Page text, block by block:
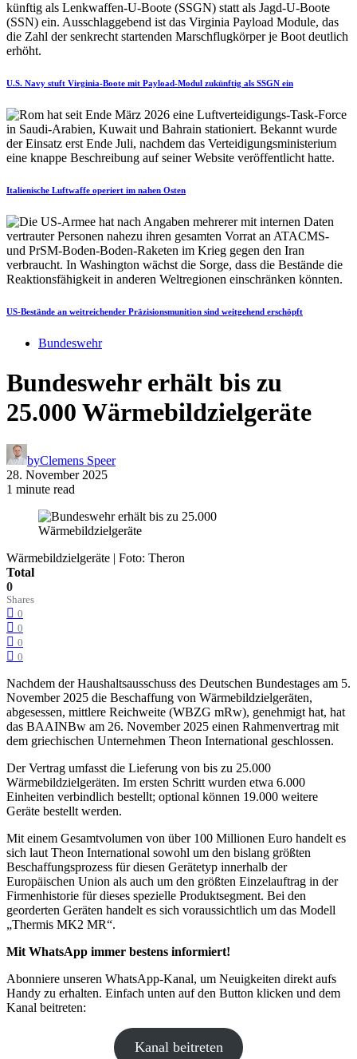
U.S. Navy stuft Virginia-Boote mit Payload-Modul zukünftig als SSGN ein
Italienische Luftwaffe operiert im nahen Osten
US-Bestände an weitreichender Präzisionsmunition sind weitgehend erschöpft
Bundeswehr
Bundeswehr erhält bis zu
25.000 Wärmebildzielgeräte
byClemens Speer
28. November 2025
1 minute read
Wärmebildzielgeräte | Foto: Theron
Total
0
Shares
0
0
0
0
Nachdem der Haushaltsausschuss des Deutschen Bundestages am 5.
November 2025 die Beschaffung von Wärmebildzielgeräten,
abgesessen, mittlere Reichweite (WBZG mRw), genehmigt hat, hat
das BAAINBw am 26. November 2025 einen Rahmenvertrag mit
dem griechischen Unternehmen Theon International geschlossen.
Der Vertrag umfasst die Lieferung von bis zu 25.000
Wärmebildzielgeräten. Im ersten Schritt wurden etwa 6.000
Einheiten verbindlich bestellt; optional können 19.000 weitere
Geräte bestellt werden.
Mit einem Gesamtvolumen von über 100 Millionen Euro handelt es
sich laut Theon International sowohl um den bislang größten
Beschaffungsprozess für diesen Gerätetyp innerhalb der
Europäischen Union als auch um den größten Einzelauftrag in der
Firmenhistorie für dieses spezielle Produktsegment. Bei den
georderten Geräten handelt es sich voraussichtlich um das Modell
„Thermis MK2 MR“.
Mit WhatsApp immer bestens informiert!
Abonniere unseren WhatsApp-Kanal, um Neuigkeiten direkt aufs
Handy zu erhalten. Einfach unten auf den Button klicken und dem
Kanal beitreten:
Kanal beitreten